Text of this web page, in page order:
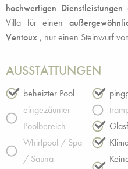
hochwertigen Dienstleistungen
Villa für einen
Ventoux , nur einen Steinwurf
AUSSTATTUNGEN
beheizter Pool
eingezäunter
Poolbereich
Whirlpool / Spa
/ Sauna